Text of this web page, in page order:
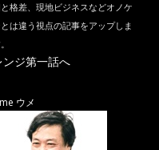
格差、現地ビジネスなどオノケ
は違う視点の記事をアップしま
ンジ第一話へ
ウメ